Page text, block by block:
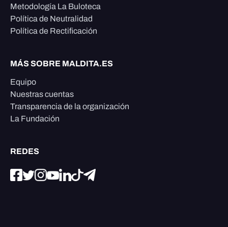
Metodología La Buloteca
Política de Neutralidad
Política de Rectificación
MÁS SOBRE MALDITA.ES
Equipo
Nuestras cuentas
Transparencia de la organización
La Fundación
REDES